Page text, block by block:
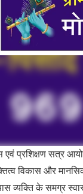
एवं प्रशिक्षण सत्र
विकास और
व्यक्ति के समग्र